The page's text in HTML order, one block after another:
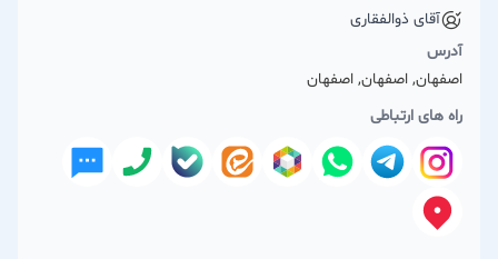
آقای ذوالفقاری
آدرس
اصفهان, اصفهان, اصفهان
راه های ارتباطی